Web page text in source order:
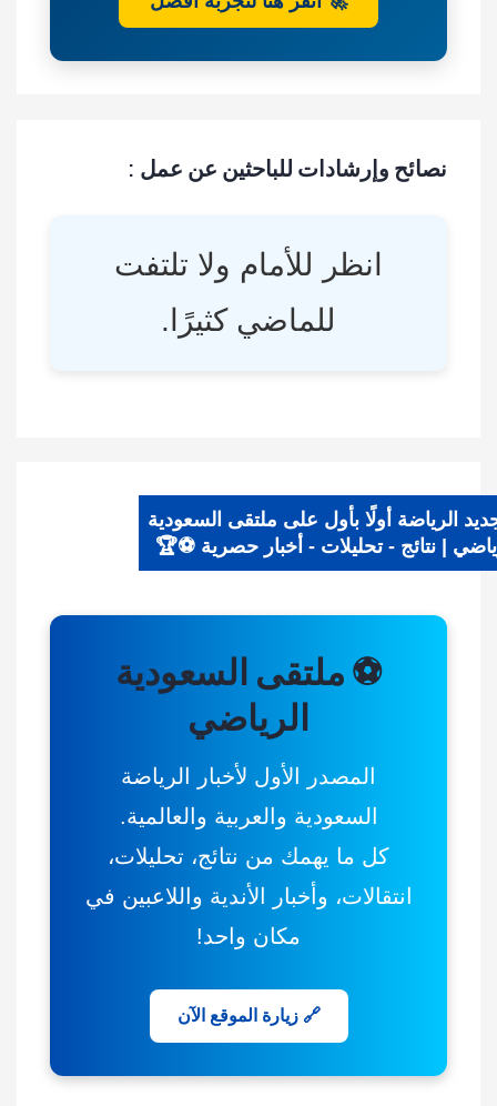
نصائح وإرشادات للباحثين عن عمل :
انظر للأمام ولا تلتفت
للماضي كثيرًا.
📰 جديد الرياضة أولًا بأول على ملتقى السعودية
الرياضي | نتائج - تحليلات - أخبار حصرية ⚽🏆
⚽ ملتقى السعودية
الرياضي
المصدر الأول لأخبار الرياضة
السعودية والعربية والعالمية.
كل ما يهمك من نتائج، تحليلات،
انتقالات، وأخبار الأندية واللاعبين في
مكان واحد!
🔗 زيارة الموقع الآن